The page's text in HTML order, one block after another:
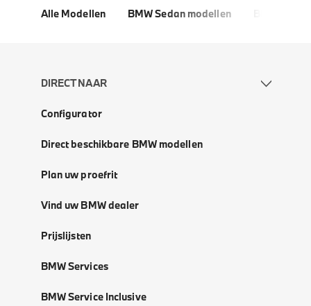
Alle Modellen BMW Sedan modellen
DIRECT NAAR
Configurator
Direct beschikbare BMW modellen
Plan uw proefrit
Vind uw BMW dealer
Prijslijsten
BMW Services
BMW Service Inclusive